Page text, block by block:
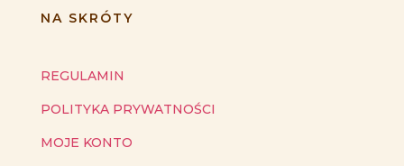
NA SKRÓTY
REGULAMIN
POLITYKA PRYWATNOŚCI
MOJE KONTO